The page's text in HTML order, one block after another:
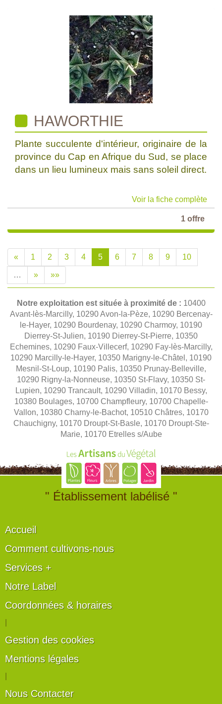
HAWORTHIE
Plante succulente d'intérieur, originaire de la
province du Cap en Afrique du Sud, se place
dans un lieu lumineux mais sans soleil direct.
Voir la fiche complète
1 offre
« 1 2 3 4 5 6 7 8 9 10
… » »»
Notre exploitation est située à proximité de : 10400
Avant-lès-Marcilly, 10290 Avon-la-Pèze, 10290 Bercenay-
le-Hayer, 10290 Bourdenay, 10290 Charmoy, 10190
Dierrey-St-Julien, 10190 Dierrey-St-Pierre, 10350
Echemines, 10290 Faux-Villecerf, 10290 Fay-lès-Marcilly,
10290 Marcilly-le-Hayer, 10350 Marigny-le-Châtel, 10190
Mesnil-St-Loup, 10190 Palis, 10350 Prunay-Belleville,
10290 Rigny-la-Nonneuse, 10350 St-Flavy, 10350 St-
Lupien, 10290 Trancault, 10290 Villadin, 10170 Bessy,
10380 Boulages, 10700 Champfleury, 10700 Chapelle-
Vallon, 10380 Charny-le-Bachot, 10510 Châtres, 10170
Chauchigny, 10170 Droupt-St-Basle, 10170 Droupt-Ste-
Marie, 10170 Etrelles s/Aube
" Établissement labélisé "
Accueil
Comment cultivons-nous
Services +
Notre Label
Coordonnées & horaires
Gestion des cookies
Mentions légales
Nous Contacter